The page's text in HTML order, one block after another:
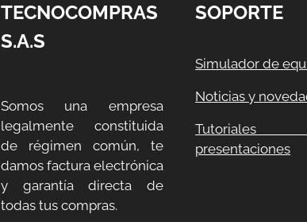
TECNOCOMPRAS
S.A.S
Somos una empresa
legalmente constituida
de régimen común, te
damos factura electrónica
y garantía directa de
todas tus compras.
SOPORTE
Simulador de
Noticias y
presentaciones